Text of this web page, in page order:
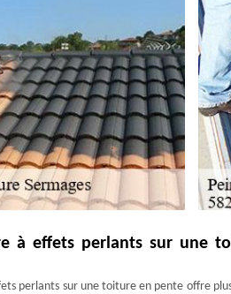
à effets perlants sur une
perlants sur une toiture en pente offre